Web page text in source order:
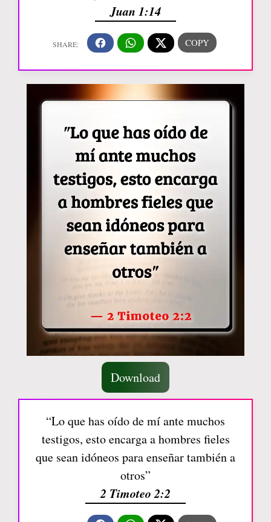
Juan 1:14
Download
“Lo que has oído de mí ante muchos
testigos, esto encarga a hombres fieles
que sean idóneos para enseñar también a
otros”
2 Timoteo 2:2